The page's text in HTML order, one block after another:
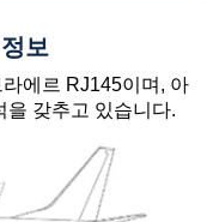
보
에르 RJ145이며, 아
을 갖추고 있습니다.